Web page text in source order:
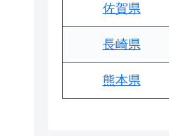
佐賀県
長崎県
熊本県